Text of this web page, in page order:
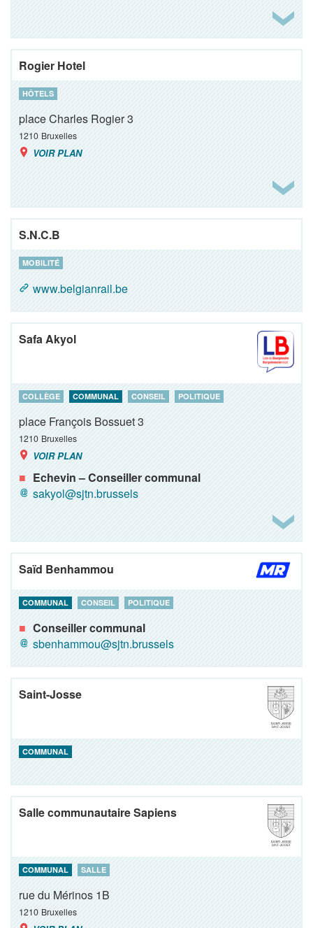
Rogier Hotel
HÔTELS
place Charles Rogier 3
1210 Bruxelles
VOIR PLAN
S.N.C.B
MOBILITÉ
www.belgianrail.be
Safa Akyol
COLLÈGE COMMUNAL CONSEIL POLITIQUE
place François Bossuet 3
1210 Bruxelles
VOIR PLAN
Echevin – Conseiller communal
sakyol@sjtn.brussels
Saïd Benhammou
COMMUNAL CONSEIL POLITIQUE
Conseiller communal
sbenhammou@sjtn.brussels
Saint-Josse
COMMUNAL
Salle communautaire Sapiens
COMMUNAL SALLE
rue du Mérinos 1B
1210 Bruxelles